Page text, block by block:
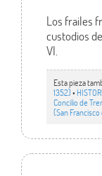
Los frailes
custodios
VI.
Esta pieza
1352)•
Concilio de
(San Francisco